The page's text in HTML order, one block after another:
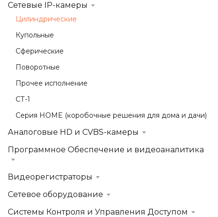
Сетевые IP-камеры
Цилиндрические
Купольные
Сферические
Поворотные
Прочее исполнение
СТ-1
Серия HOME (коробочные решения для дома и дачи)
Аналоговые HD и CVBS-камеры
Программное Обеспечение и видеоаналитика
Видеорегистраторы
Сетевое оборудование
Системы Контроля и Управления Доступом